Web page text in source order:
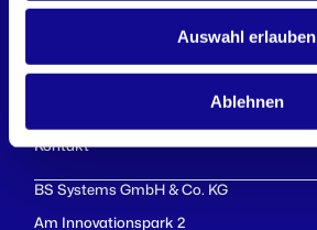
Auswahl erlauben
Ablehnen
Kontakt
BS Systems GmbH & Co. KG
Am Innovationspark 2